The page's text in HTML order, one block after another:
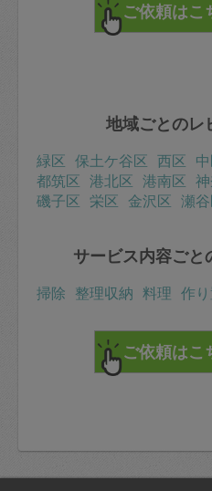
地域ごとのレ
緑区 保土ケ谷区 西区
都筑区 港北区 港南区
磯子区 栄区 金沢区 瀬
サービス内容ごと
掃除 整理収納 料理 作